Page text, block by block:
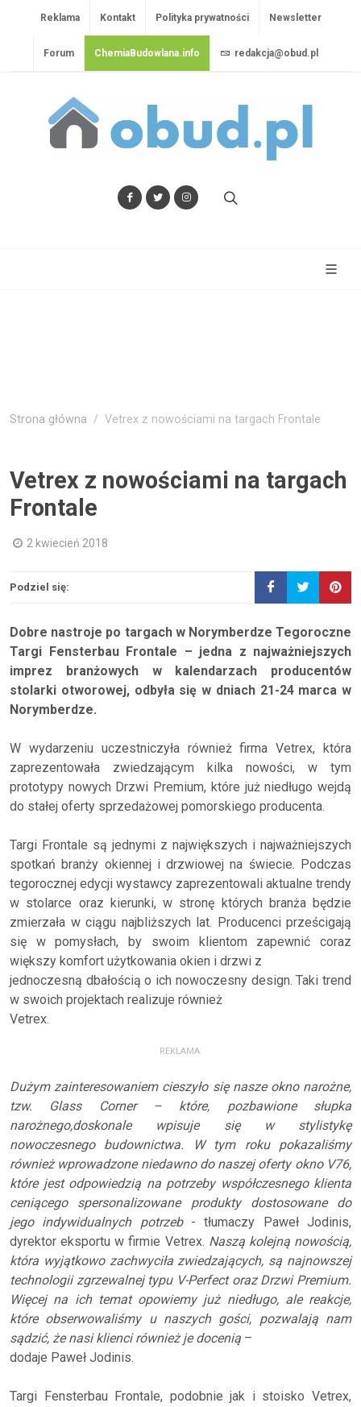
Reklama Kontakt Polityka prywatności Newsletter
Forum ChemiaBudowlana.info redakcja@obud.pl
Strona główna Vetrex z nowościami na targach Frontale
Vetrex z nowościami na targach
Frontale
2 kwiecień 2018
Podziel się:
Dobre nastroje po targach w Norymberdze Tegoroczne
Targi Fensterbau Frontale – jedna z najważniejszych
imprez branżowych w kalendarzach producentów
stolarki otworowej, odbyła się w dniach 21-24 marca w
Norymberdze.
W wydarzeniu uczestniczyła również firma Vetrex, która
zaprezentowała zwiedzającym kilka nowości, w tym
prototypy nowych Drzwi Premium, które już niedługo wejdą
do stałej oferty sprzedażowej pomorskiego producenta.
Targi Frontale są jednymi z największych i najważniejszych
spotkań branży okiennej i drzwiowej na świecie. Podczas
tegorocznej edycji wystawcy zaprezentowali aktualne trendy
w stolarce oraz kierunki, w stronę których branża będzie
zmierzała w ciągu najbliższych lat. Producenci prześcigają
się w pomysłach, by swoim klientom zapewnić coraz
większy komfort użytkowania okien i drzwi z
jednoczesną dbałością o ich nowoczesny design. Taki trend
w swoich projektach realizuje również
Vetrex.
REKLAMA:
Dużym zainteresowaniem cieszyło się nasze okno narożne,
tzw. Glass Corner – które, pozbawione słupka
narożnego,doskonale wpisuje się w stylistykę
nowoczesnego budownictwa. W tym roku pokazaliśmy
również wprowadzone niedawno do naszej oferty okno V76,
które jest odpowiedzią na potrzeby współczesnego klienta
ceniącego spersonalizowane produkty dostosowane do
jego indywidualnych potrzeb- tłumaczy Paweł Jodinis,
dyrektor eksportu w firmie Vetrex. Naszą kolejną nowością,
która wyjątkowo zachwyciła zwiedzających, są najnowszej
technologii zgrzewalnej typu V-Perfect oraz Drzwi Premium.
Więcej na ich temat opowiemy już niedługo, ale reakcje,
które obserwowaliśmy u naszych gości, pozwalają nam
sądzić, że nasi klienci również je docenią –
dodaje Paweł Jodinis.
Targi Fensterbau Frontale, podobnie jak i stoisko Vetrex,